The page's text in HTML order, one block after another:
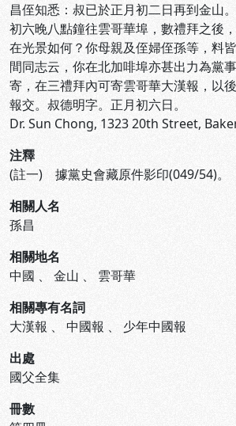
昌侄知悉：叔已於正月初二日再到金山
初六晚八點鐘往雲哥華埠，數禮拜之後
在光景如何？你母親及侄婦侄孫等，料
間同志云，你在北加啡埠亦甚出力為黨
寄，在三禮拜內可寄雲哥華大漢報，以
報交。叔德明字。正月初六日。
Dr. Sun Chong, 1323 20th Street,
注釋
(註一) 據黨史會藏原件影印(049/54)。
相關人名
孫昌
相關地名
中國 、 金山 、 雲哥華
相關專有名詞
大漢報 、 中國報 、 少年中國報
出處
國父全集
冊數